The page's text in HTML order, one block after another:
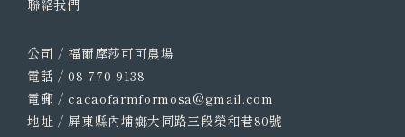
公司 / 福爾摩莎可可農場
電話 / 08 770 9138
電郵 / cacaofarmformosa@gmail.com
地址 / 屏東縣內埔鄉大同路三段榮和巷80號